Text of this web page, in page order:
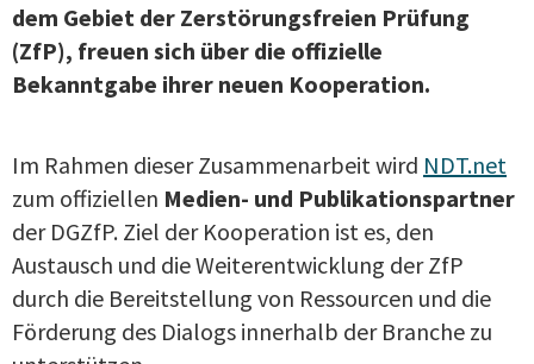
dem Gebiet der Zerstörungsfreien Prüfung
(ZfP), freuen sich über die offizielle
Bekanntgabe ihrer neuen Kooperation.
Im Rahmen dieser Zusammenarbeit wird NDT.net
zum offiziellen Medien- und Publikationspartner
der DGZfP. Ziel der Kooperation ist es, den
Austausch und die Weiterentwicklung der ZfP
durch die Bereitstellung von Ressourcen und die
Förderung des Dialogs innerhalb der Branche zu